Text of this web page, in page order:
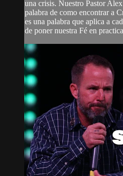
una crisis. Nuestro Pastor
palabra de como encontrar a
es una palabra que aplica a
de poner nuestra Fé en